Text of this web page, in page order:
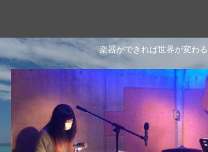
楽器ができれば世界が変わ